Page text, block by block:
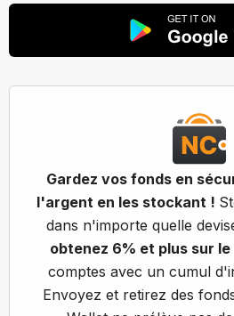
Gardez vos fonds en
l'argent en les stockant !
dans n'importe quelle
obtenez 6% et plus sur le
comptes avec un cumul
Envoyez et retirez des